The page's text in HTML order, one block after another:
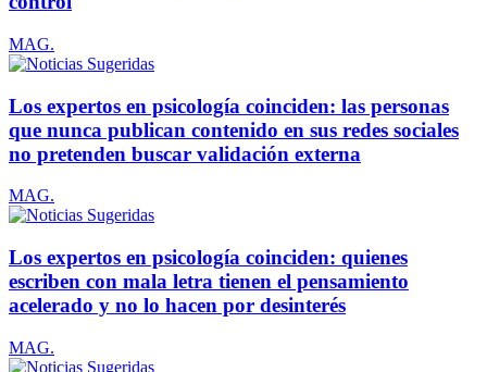
MAG.
Los expertos en psicología coinciden: las personas
que nunca publican contenido en sus redes sociales
no pretenden buscar validación externa
MAG.
Los expertos en psicología coinciden: quienes
escriben con mala letra tienen el pensamiento
acelerado y no lo hacen por desinterés
MAG.